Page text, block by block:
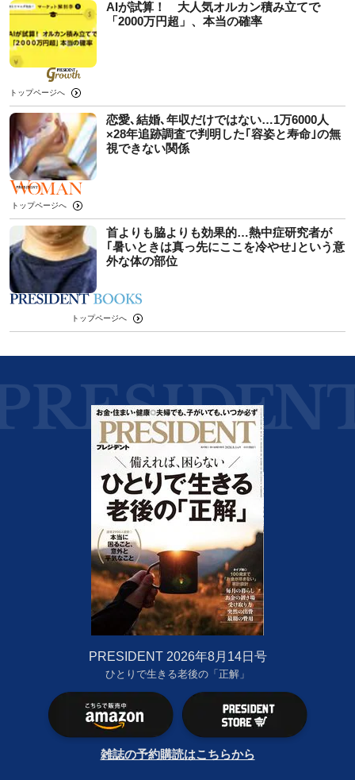
AIが試算！ 大人気オルカン積み立てで
「2000万円超」、本当の確率
トップページへ
恋愛､結婚､年収だけではない…1万6000人
×28年追跡調査で判明した｢容姿と寿命｣の無
視できない関係
トップページへ
首よりも脇よりも効果的…熱中症研究者が
｢暑いときは真っ先にここを冷やせ｣という意
外な体の部位
トップページへ
PRESIDENT 2026年8月14日号
ひとりで生きる老後の「正解」
雑誌の予約購読はこちらから